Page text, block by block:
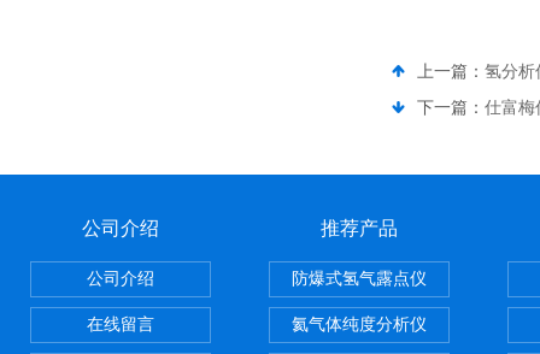
上一篇： 氢分析
下一篇： 仕富梅
公司介绍
公司介绍
在线留言
推荐产品
防爆式氢气露点仪
氦气体纯度分析仪